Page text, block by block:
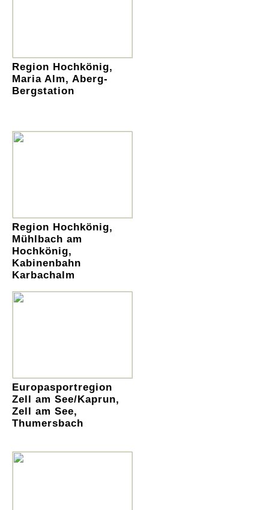
Region Hochkönig,
Maria Alm, Aberg-
Bergstation
Region Hochkönig,
Mühlbach am
Hochkönig,
Kabinenbahn
Karbachalm
Europasportregion
Zell am See/Kaprun,
Zell am See,
Thumersbach